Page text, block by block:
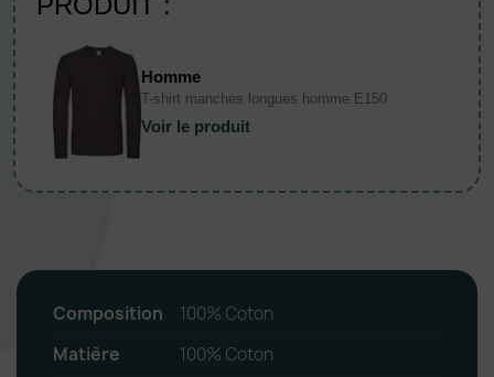
Homme
T-shirt manches longues homme E150
Voir le produit
Composition
100% Coton
Matière
100% Coton